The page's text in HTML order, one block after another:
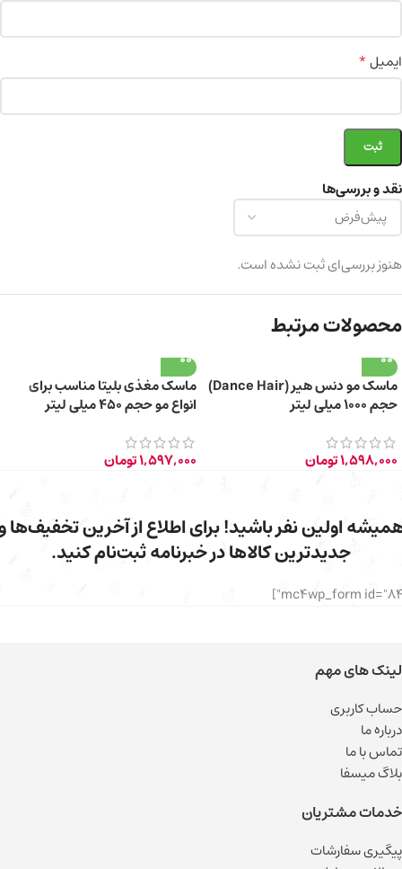
نقد و بررسی‌ها
هنوز بررسی‌ای ثبت نشده است.
ایمیل*
محصولات مرتبط
ماسک مو دنس هیر (Dance Hair)
حجم ۱۰۰۰ میلی لیتر
1,598,000تومان
ماسک مغذی بلیتا مناسب برای
انواع مو حجم 450 میلی لیتر
1,597,000تومان
اولین نفر باشید! برای اطلاع از آخرین تخفیف‌ها
جدیدترین کالاها در خبرنامه ثبت‌نام کنید.
لینک های مهم
حساب کاربری
درباره ما
تماس با ما
بلاگ میسفا
خدمات مشتریان
پیگیری سفارشات